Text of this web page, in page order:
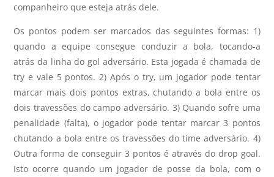
companheiro que esteja atrás dele.
Os pontos podem ser marcados das seguintes formas: 1)
quando a equipe consegue conduzir a bola, tocando-a
atrás da linha do gol adversário. Esta jogada é chamada de
try e vale 5 pontos. 2) Após o try, um jogador pode tentar
marcar mais dois pontos extras, chutando a bola entre os
dois travessões do campo adversário. 3) Quando sofre uma
penalidade (falta), o jogador pode tentar marcar 3 pontos
chutando a bola entre os travessões do time adversário. 4)
Outra forma de conseguir 3 pontos é através do drop goal.
Isto ocorre quando um jogador de posse da bola, com o